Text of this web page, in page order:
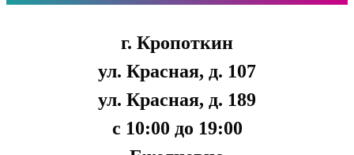
г. Кропоткин
ул. Красная, д. 107
ул. Красная, д. 189
с 10:00 до 19:00